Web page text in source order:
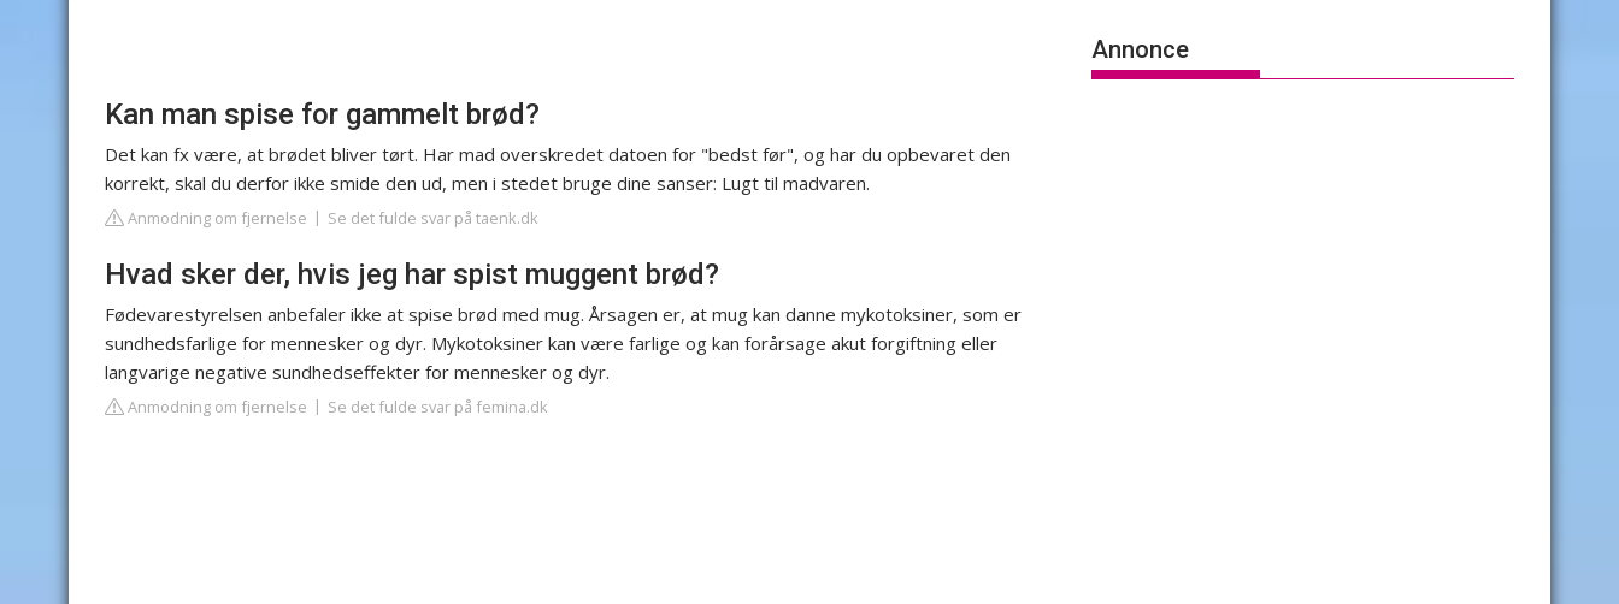
Kan man spise for gammelt brød?
Det kan fx være, at brødet bliver tørt. Har mad overskredet datoen for "bedst før", og har du opbevaret den
korrekt, skal du derfor ikke smide den ud, men i stedet bruge dine sanser: Lugt til madvaren.
Anmodning om fjernelse Se det fulde svar på taenk.dk
Hvad sker der, hvis jeg har spist muggent brød?
Fødevarestyrelsen anbefaler ikke at spise brød med mug. Årsagen er, at mug kan danne mykotoksiner, som er
sundhedsfarlige for mennesker og dyr. Mykotoksiner kan være farlige og kan forårsage akut forgiftning eller
langvarige negative sundhedseffekter for mennesker og dyr.
Anmodning om fjernelse Se det fulde svar på femina.dk
Annonce